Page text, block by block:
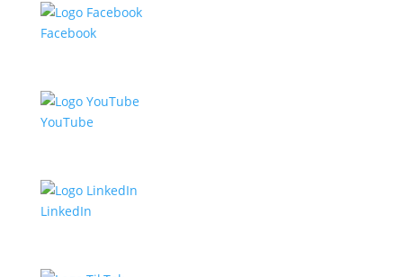
Facebook
YouTube
LinkedIn